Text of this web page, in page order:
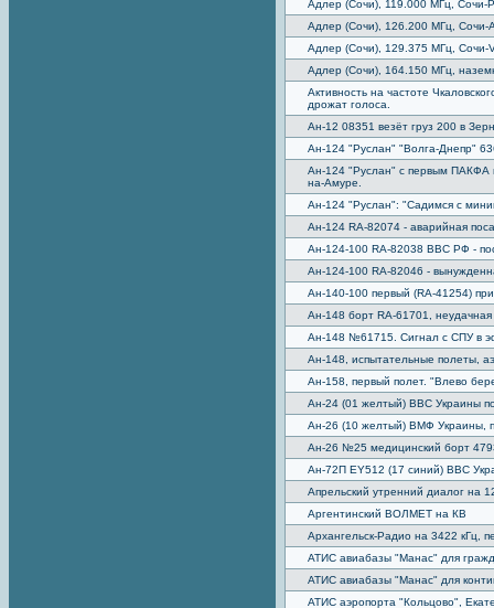
Адлер (Сочи), 119.000 МГц, Сочи-
Адлер (Сочи), 126.200 МГц, Сочи-
Адлер (Сочи), 129.375 МГц, Сочи-
Адлер (Сочи), 164.150 МГц,
Активность на частоте
дрожат голоса.
Ан-12 08351 везёт груз 200 в
Ан-124 "Руслан" "Волга-Днепр"
Ан-124 "Руслан" с первым ПАКФА
на-Амуре.
Ан-124 "Руслан": "Садимся с
Ан-124 RA-82074 - аварийная
Ан-124-100 RA-82038 ВВС РФ -
Ан-124-100 RA-82046 -
Ан-140-100 первый (RA-41254)
Ан-148 борт RA-61701,
Ан-148 №61715. Сигнал с СПУ в
Ан-148, испытательные полеты,
Ан-158, первый полет. "Влево
Ан-24 (01 желтый) ВВС Украины
Ан-26 (10 желтый) ВМФ Украины,
Ан-26 №25 медицинский борт
Ан-72П EY512 (17 синий) ВВС
Апрельский утренний диалог на
Аргентинский ВОЛМЕТ на КВ
Архангельск-Радио на 3422 кГц,
АТИС авиабазы "Манас" для
АТИС авиабазы "Манас" для
АТИС аэропорта "Кольцово",